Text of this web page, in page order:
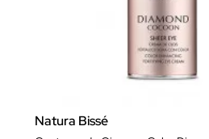
Natura Bissé